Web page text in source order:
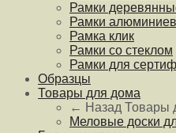
Рамки
Рамки
Рамка клик
Рамки со стеклом
Рамки для
Образцы
Товары для дома
← Назад Товары
Меловые доски